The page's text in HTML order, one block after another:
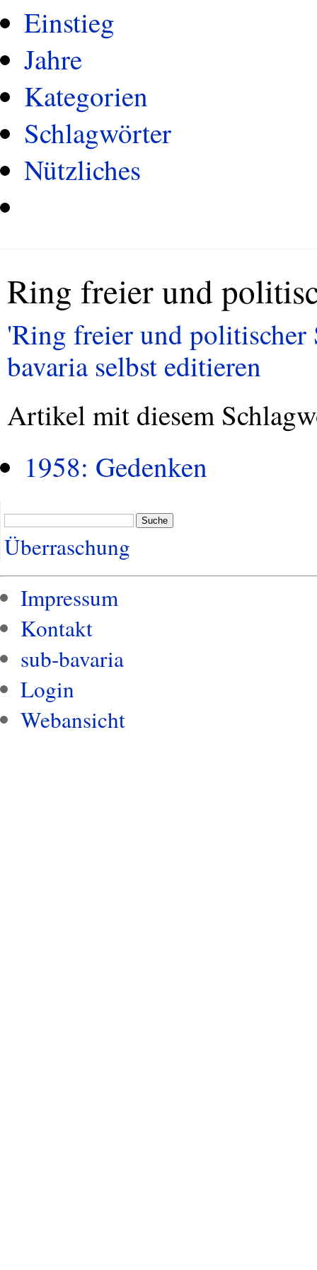
Einstieg
Jahre
Kategorien
Schlagwörter
Nützliches
Ring freier und
'Ring freier und politischer
bavaria selbst editieren
Artikel mit diesem
1958: Gedenken
Suche
Überraschung
Impressum
Kontakt
sub-bavaria
Login
Webansicht